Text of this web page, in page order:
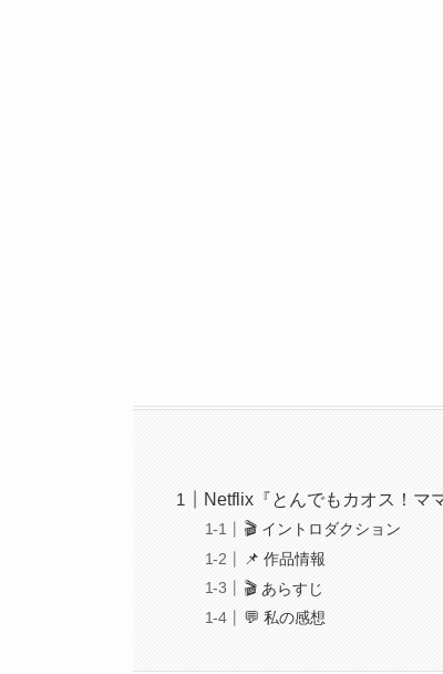
Netflix『とんでもカオス！マ
🎬 イントロダクション
📌 作品情報
🎬 あらすじ
💬 私の感想